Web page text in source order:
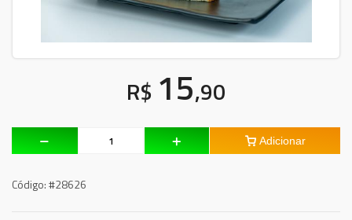
R$ 15,90
Adicionar
Código:#28626